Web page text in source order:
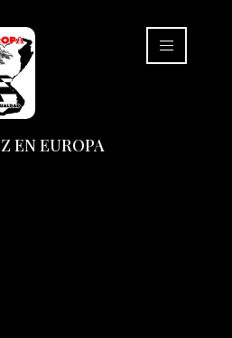
EN EUROPA